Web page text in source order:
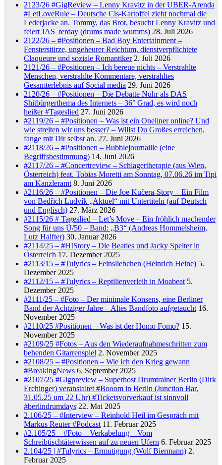
2123/26 #GigReview – Lenny Kravitz in der UBER-Arenda
#LetLoveRule – Deutsche Cis-Kartoffel zieht nochmal die
Lederjacke an. Tommy, das Brot, besucht Lenny Kravitz und
feiert JAS_terday (drums made wumms) 28. Juli 2026
2122/26 – #Positionen – Bad Boy Entertainment –
Fensterstürze, ungeheurer Reichtum, dienstverpflichtete
Claqueure und soziale Romantiker 2. Juli 2026
2121/26 – #Positionen – Ich bereue nichts – Verstrahlte
Menschen, verstrahlte Kommentare, verstrahltes
Gesamterlebnis auf Social media 29. Juni 2026
2120/26 – #Positionen – Die Debatte Nuhr als DAS
Shitbürgerthema des Internets – 36° Grad, es wird noch
heißer #Tageslied 27. Juni 2026
#2119/26 – #Positionen – Was ist ein Oneliner online? Und
wie streiten wir uns besser? – Willst Du Großes erreichen,
fange mit Dir selbst an. 27. Juni 2026
#2118/26 – #Positionen – Bubblejournaille (eine
Begriffsbestimmung) 14. Juni 2026
#2117/26 – #Concertreview – Schlagertherapie (aus Wien,
Österreich) feat. Tobias Moretti am Sonntag, 07.06.26 im Tipi
am Kanzleramt 8. Juni 2026
#2116/26 – #Positionen – Die Joe Kučera-Story – Ein Film
von Bedřich Ludvík „Aktuel“ mit Untertiteln (auf Deutsch
und Englisch) 27. März 2026
#2115/26 # Tageslied – Let’s Move – Ein fröhlich machender
Song für uns Ü/50 – Band: „B3“ (Andreas Hommelsheim,
Lutz Halfter) 30. Januar 2026
#2114/25 – #HIStory – Die Beatles und Jacky Spelter in
Österreich 17. Dezember 2025
#2113/15 – #Tulyrics – Feinsliebchen (Heinrich Heine) 5.
Dezember 2025
#2112/15 – #Tulyrics – Reptilienverleih in Moabeat 5.
Dezember 2025
#2111/25 – #Foto – Der minimale Konsens, eine Berliner
Band der Achtziger Jahre – Altes Bandfoto aufgetaucht 16.
November 2025
#2110/25 #Positionen – Was ist der Homo Fomo? 15.
November 2025
#2109/25 #Fotos – Aus den Wiederaufnahmeschritten zum
behenden Gitarrenspiel 2. November 2025
#2108/25 – #Positionen – Wie ich den Krieg gewann
#BreakingNews 6. September 2025
#2107/25 #Gigpreview – Superhost Drumtrainer Berlin (Dirk
Erchinger) veranstaltet #Booom in Berlin (Junction Bar,
31.05.25 um 22 Uhr) #Ticketsvorverkauf ist sinnvoll
#berlindrumdays 22. Mai 2025
2.106/25 – #Interview – Reinhold Heil im Gespräch mit
Markus Reuter #Podcast 11. Februar 2025
#2.105/25 – #Foto – Verkabelung – Vom
Schreibtischtäterwissen auf zu neuen Ufern 6. Februar 2025
2.104/25 | #Tulyrics – Ermutigung (Wolf Biermann) 2.
Februar 2025